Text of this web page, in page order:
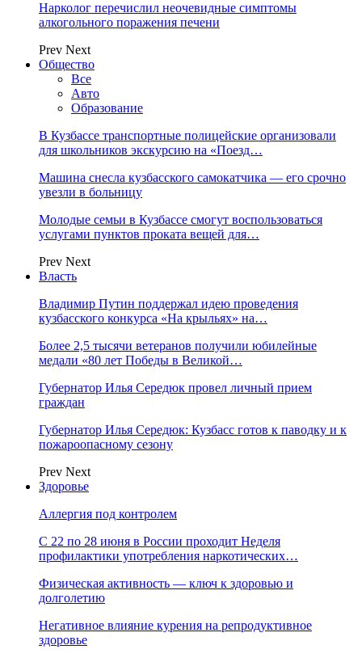
Нарколог перечислил неочевидные симптомы
алкогольного поражения печени
Prev Next
Общество
Все
Авто
Образование
В Кузбассе транспортные полицейские организовали
для школьников экскурсию на «Поезд…
Машина снесла кузбасского самокатчика — его срочно
увезли в больницу
Молодые семьи в Кузбассе смогут воспользоваться
услугами пунктов проката вещей для…
Prev Next
Власть
Владимир Путин поддержал идею проведения
кузбасского конкурса «На крыльях» на…
Более 2,5 тысячи ветеранов получили юбилейные
медали «80 лет Победы в Великой…
Губернатор Илья Середюк провел личный прием
граждан
Губернатор Илья Середюк: Кузбасс готов к паводку и к
пожароопасному сезону
Prev Next
Здоровье
Аллергия под контролем
С 22 по 28 июня в России проходит Неделя
профилактики употребления наркотических…
Физическая активность — ключ к здоровью и
долголетию
Негативное влияние курения на репродуктивное
здоровье